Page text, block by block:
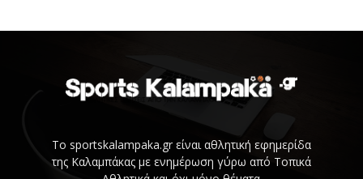
Το sportskalampaka.gr είναι αθλητική εφημερίδα
της Καλαμπάκας με ενημέρωση γύρω από Τοπικά